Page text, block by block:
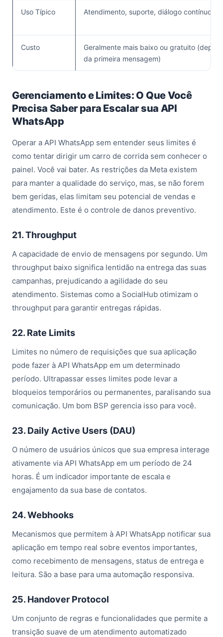
Uso Típico Atendimento, suporte, diálogo contínuo
Custo
Geralmente mais baixo ou gratuito
da primeira mensagem)
Gerenciamento e Limites: O Que Você
Precisa Saber para Escalar sua API
WhatsApp
Operar a API WhatsApp sem entender seus limites é
como tentar dirigir um carro de corrida sem conhecer o
painel. Você vai bater. As restrições da Meta existem
para manter a qualidade do serviço, mas, se não forem
bem geridas, elas limitam seu potencial de vendas e
atendimento. Este é o controle de danos preventivo.
21. Throughput
A capacidade de envio de mensagens por segundo. Um
throughput baixo significa lentidão na entrega das suas
campanhas, prejudicando a agilidade do seu
atendimento. Sistemas como a SocialHub otimizam o
throughput para garantir entregas rápidas.
22. Rate Limits
Limites no número de requisições que sua aplicação
pode fazer à API WhatsApp em um determinado
período. Ultrapassar esses limites pode levar a
bloqueios temporários ou permanentes, paralisando sua
comunicação. Um bom BSP gerencia isso para você.
23. Daily Active Users (DAU)
O número de usuários únicos que sua empresa interage
ativamente via API WhatsApp em um período de 24
horas. É um indicador importante de escala e
engajamento da sua base de contatos.
24. Webhooks
Mecanismos que permitem à API WhatsApp notificar sua
aplicação em tempo real sobre eventos importantes,
como recebimento de mensagens, status de entrega e
leitura. São a base para uma automação responsiva.
25. Handover Protocol
Um conjunto de regras e funcionalidades que permite a
transição suave de um atendimento automatizado